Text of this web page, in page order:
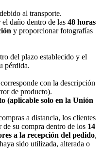
al transporte.
daño dentro de las 48 horas
y proporcionar fotografías
del plazo establecido y el
pérdida.
con la descripción
de producto).
(aplicable solo en la Unión
a distancia, los clientes
de su compra dentro de los 14
a la recepción del pedido,
sido utilizada, alterada o